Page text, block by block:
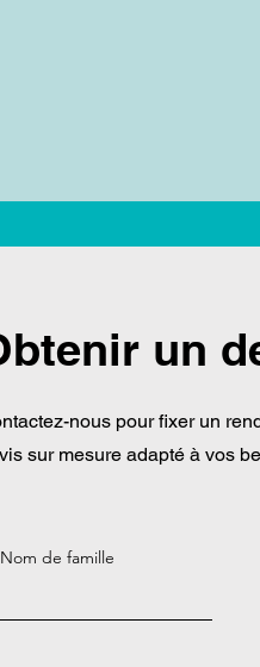
un
nous pour fixer un
sur mesure adapté à vos
Nom de famille